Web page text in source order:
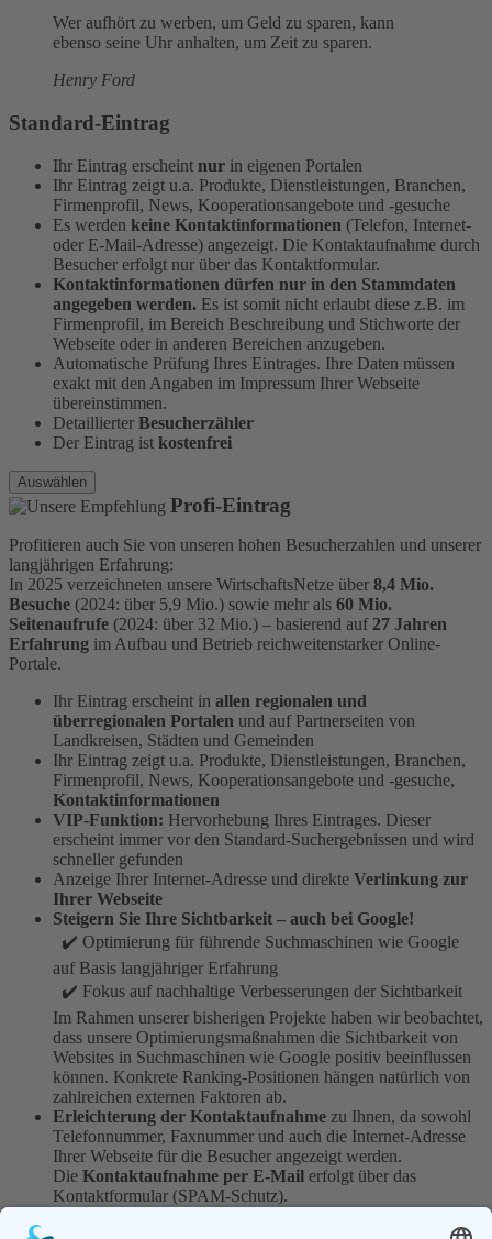
Wer aufhört zu werben, um Geld zu sparen, kann
ebenso seine Uhr anhalten, um Zeit zu sparen.
Henry Ford
Standard-Eintrag
Ihr Eintrag erscheint nur in eigenen Portalen
Ihr Eintrag zeigt u.a. Produkte, Dienstleistungen, Branchen,
Firmenprofil, News, Kooperationsangebote und -gesuche
Es werden keine Kontaktinformationen (Telefon, Internet-
oder E-Mail-Adresse) angezeigt. Die Kontaktaufnahme durch
Besucher erfolgt nur über das Kontaktformular.
Kontaktinformationen dürfen nur in den Stammdaten
angegeben werden. Es ist somit nicht erlaubt diese z.B. im
Firmenprofil, im Bereich Beschreibung und Stichworte der
Webseite oder in anderen Bereichen anzugeben.
Automatische Prüfung Ihres Eintrages. Ihre Daten müssen
exakt mit den Angaben im Impressum Ihrer Webseite
übereinstimmen.
Detaillierter Besucherzähler
Der Eintrag ist kostenfrei
Auswählen
Profi-Eintrag
Profitieren auch Sie von unseren hohen Besucherzahlen und unserer
langjährigen Erfahrung:
In 2025 verzeichneten unsere WirtschaftsNetze über 8,4 Mio.
Besuche (2024: über 5,9 Mio.) sowie mehr als 60 Mio.
Seitenaufrufe (2024: über 32 Mio.) – basierend auf 27 Jahren
Erfahrung im Aufbau und Betrieb reichweitenstarker Online-
Portale.
Ihr Eintrag erscheint in allen regionalen und
überregionalen Portalen und auf Partnerseiten von
Landkreisen, Städten und Gemeinden
Ihr Eintrag zeigt u.a. Produkte, Dienstleistungen, Branchen,
Firmenprofil, News, Kooperationsangebote und -gesuche,
Kontaktinformationen
VIP-Funktion: Hervorhebung Ihres Eintrages. Dieser
erscheint immer vor den Standard-Suchergebnissen und wird
schneller gefunden
Anzeige Ihrer Internet-Adresse und direkte Verlinkung zur
Ihrer Webseite
Steigern Sie Ihre Sichtbarkeit – auch bei Google!
✔️ Optimierung für führende Suchmaschinen wie Google
auf Basis langjähriger Erfahrung
✔️ Fokus auf nachhaltige Verbesserungen der Sichtbarkeit
Im Rahmen unserer bisherigen Projekte haben wir beobachtet,
dass unsere Optimierungsmaßnahmen die Sichtbarkeit von
Websites in Suchmaschinen wie Google positiv beeinflussen
können. Konkrete Ranking-Positionen hängen natürlich von
zahlreichen externen Faktoren ab.
Erleichterung der Kontaktaufnahme zu Ihnen, da sowohl
Telefonnummer, Faxnummer und auch die Internet-Adresse
Ihrer Webseite für die Besucher angezeigt werden.
Die Kontaktaufnahme per E-Mail erfolgt über das
Kontaktformular (SPAM-Schutz).
Standorte. Das Entgelt wird nur 1x berechnet